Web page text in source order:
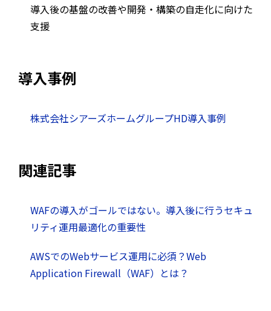
導入後の基盤の改善や開発・構築の自走化に向けた
支援
導入事例
株式会社シアーズホームグループHD導入事例
関連記事
WAFの導入がゴールではない。導入後に行うセキュ
リティ運用最適化の重要性
AWSでのWebサービス運用に必須？Web
Application Firewall（WAF）とは？